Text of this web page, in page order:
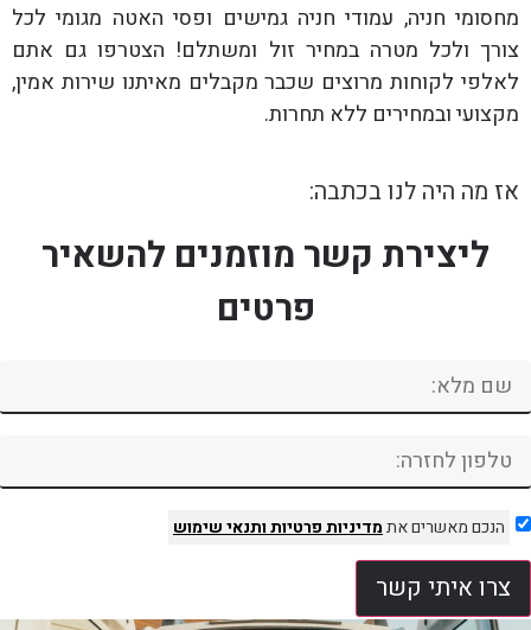
מחסומי חניה, עמודי חניה גמישים ופסי האטה מגומי לכל
צורך ולכל מטרה במחיר זול ומשתלם! הצטרפו גם אתם
לאלפי לקוחות מרוצים שכבר מקבלים מאיתנו שירות אמין,
מקצועי ובמחירים ללא תחרות.
אז מה היה לנו בכתבה:
ליצירת קשר מוזמנים להשאיר
פרטים
הנכם מאשרים אתמדיניות פרטיותותנאי שימוש
צרו איתי קשר